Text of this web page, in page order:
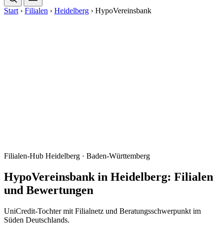
Start › Filialen › Heidelberg › HypoVereinsbank
Filialen-Hub Heidelberg · Baden-Württemberg
HypoVereinsbank in Heidelberg: Filialen
und Bewertungen
UniCredit-Tochter mit Filialnetz und Beratungsschwerpunkt im
Süden Deutschlands.